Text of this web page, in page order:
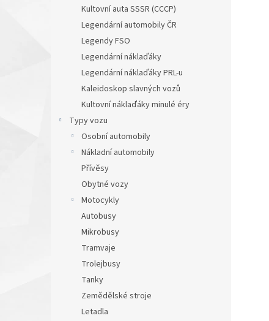
Kultovní auta SSSR (CCCP)
Legendární automobily ČR
Legendy FSO
Legendární náklaďáky
Legendární náklaďáky PRL-u
Kaleidoskop slavných vozů
Kultovní náklaďáky minulé éry
Typy vozu
Osobní automobily
Nákladní automobily
Přívěsy
Obytné vozy
Motocykly
Autobusy
Mikrobusy
Tramvaje
Trolejbusy
Tanky
Zemědělské stroje
Letadla